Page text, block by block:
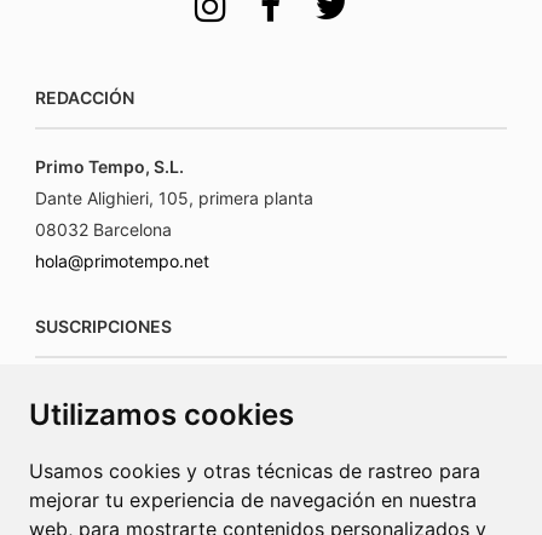
Utilizamos cookies
Usamos cookies y otras técnicas de rastreo para
mejorar tu experiencia de navegación en nuestra
web, para mostrarte contenidos personalizados y
REDACCIÓN
Primo Tempo, S.L.
Dante Alighieri, 105, primera planta
08032 Barcelona
hola@primotempo.net
SUSCRIPCIONES
www.connecorrevistas.com